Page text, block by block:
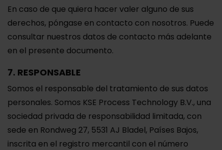
En caso de que quiera hacer valer alguno de sus
derechos, póngase en contacto con nosotros. Puede
consultar nuestros datos de contacto más adelante
en el presente documento.
7. RESPONSABLE
Somos el responsable del tratamiento de sus datos
personales. Somos KSE Process Technology B.V., una
sociedad privada de responsabilidad limitada, con
sede en Rondweg 27, 5531 AJ Bladel, Países Bajos,
inscrita en el registro mercantil con el número